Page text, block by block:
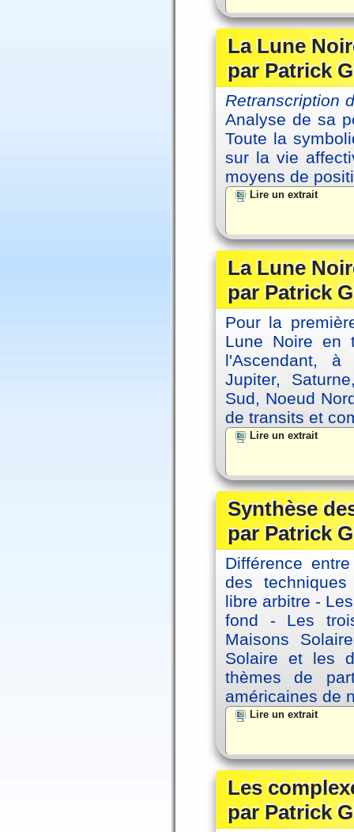
La Lune
par Patrick
Retranscription
Analyse de sa
Toute la
sur la vie
moyens de
Lire un extrait
La Lune
par Patrick
Pour la
Lune Noire en
l'Ascendant,
Jupiter,
Sud, Noeud
de transits et
Lire un extrait
Synthèse
par Patrick
Différence
des
libre arbitre -
fond - Les
Maisons
Solaire et les
thèmes de
américaines de
Lire un extrait
Les
par Patrick